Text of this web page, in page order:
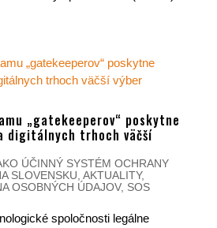
„gatekeeperov“ poskytne
digitálnych trhoch väčší
ÚČINNÝ SYSTÉM OCHRANY
SLOVENSKU AKTUALITY,
OSOBNÝCH ÚDAJOV, SOS
spoločnosti legálne